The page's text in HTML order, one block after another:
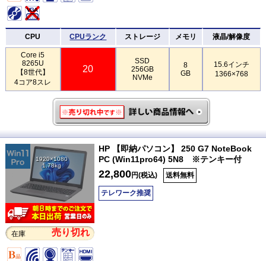
CPU CPUランク ストレージ メモリ 液晶/解像度
Core i5
8265U
【8世代】
4コア8スレ
20
SSD
256GB
NVMe
8
GB
15.6インチ
1366×768
1920×1080
1.78kg
在庫 売り切れ
HP 【即納パソコン】 250 G7 NoteBook
PC (Win11pro64) 5N8 ※テンキー付
22,800円(税込) 送料無料
テレワーク推奨